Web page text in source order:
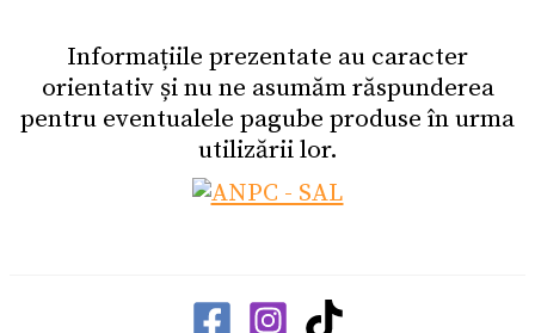
Informațiile prezentate au caracter
orientativ și nu ne asumăm răspunderea
pentru eventualele pagube produse în urma
utilizării lor.